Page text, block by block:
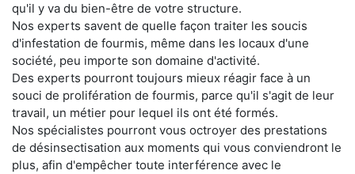
qu'il y va du bien-être de votre structure.
Nos experts savent de quelle façon traiter les soucis
d'infestation de fourmis, même dans les locaux d'une
société, peu importe son domaine d'activité.
Des experts pourront toujours mieux réagir face à un
souci de prolifération de fourmis, parce qu'il s'agit de leur
travail, un métier pour lequel ils ont été formés.
Nos spécialistes pourront vous octroyer des prestations
de désinsectisation aux moments qui vous conviendront le
plus, afin d'empêcher toute interférence avec le